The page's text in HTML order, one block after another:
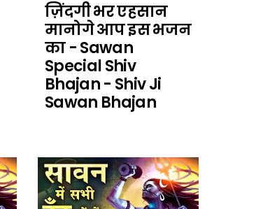
ज़िंदगी भर एहसान
मानोगे आप इस भजन
का - Sawan
Special Shiv
Bhajan - Shiv Ji
Sawan Bhajan